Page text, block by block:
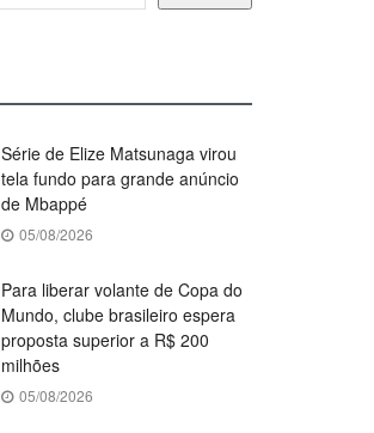
Série de Elize Matsunaga virou
tela fundo para grande anúncio
de Mbappé
05/08/2026
Para liberar volante de Copa do
Mundo, clube brasileiro espera
proposta superior a R$ 200
milhões
05/08/2026